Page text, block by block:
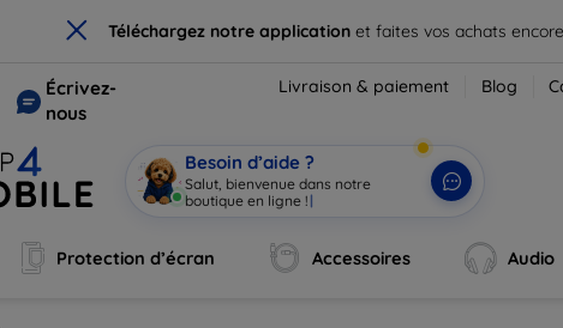
× Téléchargez notre application et faites vos achats
Écrivez-
nous
Livraison & paiement Blog
Besoin d’aide ?
Salut, bienvenue dans notre
boutique en ligne ! |
Protection d’écran Accessoires Audio